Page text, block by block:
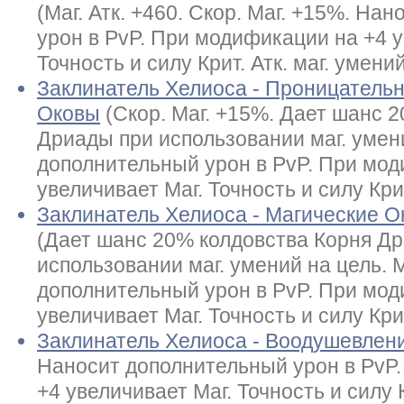
(Маг. Атк. +460. Скор. Маг. +15%.
урон в PvP. При модификации на +4
Точность и силу Крит. Атк. маг.
Заклинатель Хелиоса -
Оковы (Скор. Маг. +15%. Дает шанс
Дриады при использовании маг.
дополнительный урон в PvP. При
увеличивает Маг. Точность и силу
Заклинатель Хелиоса - Магические
(Дает шанс 20% колдовства Корня
использовании маг. умений на цель.
дополнительный урон в PvP. При
увеличивает Маг. Точность и силу
Заклинатель Хелиоса -
Наносит дополнительный урон в
+4 увеличивает Маг. Точность и силу